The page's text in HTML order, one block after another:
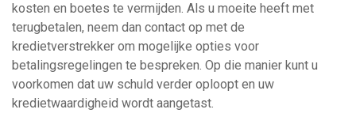
kosten en boetes te vermijden. Als u moeite heeft met
terugbetalen, neem dan contact op met de
kredietverstrekker om mogelijke opties voor
betalingsregelingen te bespreken. Op die manier kunt u
voorkomen dat uw schuld verder oploopt en uw
kredietwaardigheid wordt aangetast.